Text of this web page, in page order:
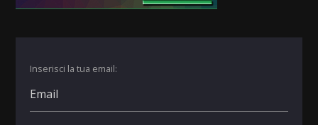
Inserisci la tua email: